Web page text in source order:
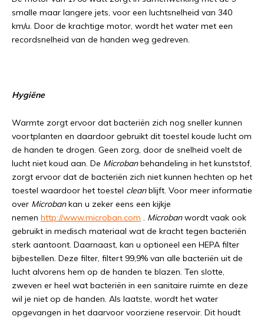
smalle maar langere jets, voor een luchtsnelheid van 340
km/u. Door de krachtige motor, wordt het water met een
recordsnelheid van de handen weg gedreven.
Hygiëne
Warmte zorgt ervoor dat bacteriën zich nog sneller kunnen
voortplanten en daardoor gebruikt dit toestel koude lucht om
de handen te drogen. Geen zorg, door de snelheid voelt de
lucht niet koud aan. De Microbanbehandeling in het kunststof,
zorgt ervoor dat de bacteriën zich niet kunnen hechten op het
toestel waardoor het toestel cleanblijft. Voor meer informatie
over Microbankan u zeker eens een kijkje
nemen http://www.microban.com . Microbanwordt vaak ook
gebruikt in medisch materiaal wat de kracht tegen bacteriën
sterk aantoont. Daarnaast, kan u optioneel een HEPA filter
bijbestellen. Deze filter, filtert 99,9% van alle bacteriën uit de
lucht alvorens hem op de handen te blazen. Ten slotte,
zweven er heel wat bacteriën in een sanitaire ruimte en deze
wil je niet op de handen. Als laatste, wordt het water
opgevangen in het daarvoor voorziene reservoir. Dit houdt